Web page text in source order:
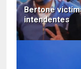
Bertone
intendentes